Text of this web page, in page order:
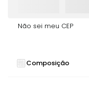
Não sei meu CEP
Composição